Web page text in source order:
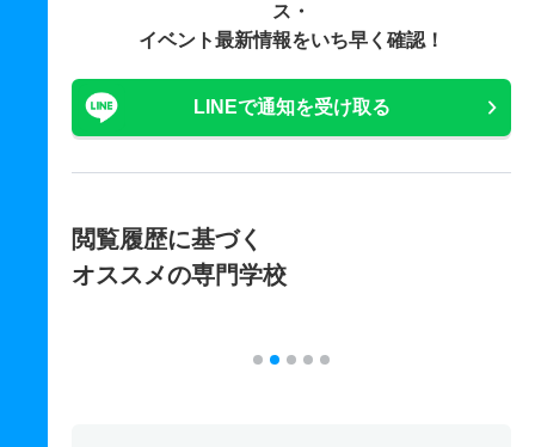
ス・
イベント最新情報をいち早く確認！
LINEで通知を受け取る
閲覧履歴に基づく
オススメの専門学校